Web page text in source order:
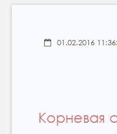
01.02.2016
Корневая